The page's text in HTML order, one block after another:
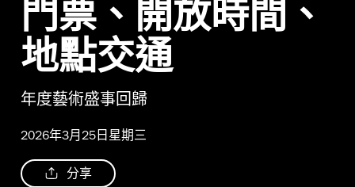
門票、開放時間、
地點交通
年度藝術盛事回歸
2026年3月25日星期三
分享